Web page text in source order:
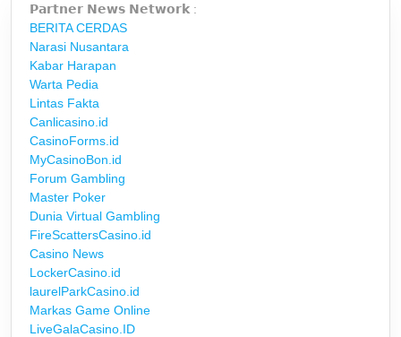
𝗣𝗮𝗿𝘁𝗻𝗲𝗿 𝗡𝗲𝘄𝘀 𝗡𝗲𝘁𝘄𝗼𝗿𝗸 :
BERITA CERDAS
Narasi Nusantara
Kabar Harapan
Warta Pedia
Lintas Fakta
Canlicasino.id
CasinoForms.id
MyCasinoBon.id
Forum Gambling
Master Poker
Dunia Virtual Gambling
FireScattersCasino.id
Casino News
LockerCasino.id
laurelParkCasino.id
Markas Game Online
LiveGalaCasino.ID